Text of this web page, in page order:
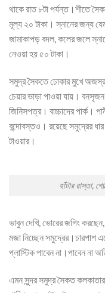
থাকে রাত ৮টা পর্যন্ত।শীতে
মূল্য ২০ টাকা। স্নানের জন্য
জামাকাপড় বদল, কলের জলে
নেওয়া হয় ৫০ টাকা।
সমুদ্র সৈকতে ঢোকার মুখে
চেয়ার ভাড়া পাওয়া যায়।
জিনিসপত্র। বাচ্চাদের পার্ক।
বন্দোবস্তও। রয়েছে সমুদ্রের
টাওয়ার।
হাঁটার রাস্তা,
ভাবুন দেখি, ভোরের জগিং
মজা নিচ্ছেন সমুদ্রের।চারপাশ
প্লাস্টিক পাবেন না।পাবেন না
এমন সুন্দর সমুদ্র সৈকত কলকাতার